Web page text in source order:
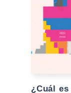
¿Cuál